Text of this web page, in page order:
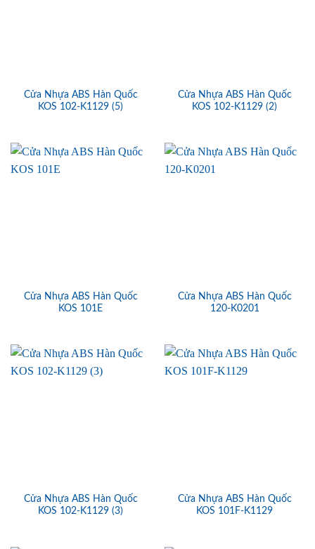
Cửa Nhựa ABS Hàn Quốc
KOS 102-K1129 (5)
Cửa Nhựa ABS Hàn Quốc
KOS 102-K1129 (2)
Cửa Nhựa ABS Hàn Quốc
KOS 101E
Cửa Nhựa ABS Hàn Quốc
120-K0201
Cửa Nhựa ABS Hàn Quốc
KOS 102-K1129 (3)
Cửa Nhựa ABS Hàn Quốc
KOS 101F-K1129